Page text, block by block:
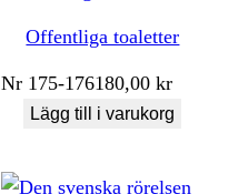
Offentliga toaletter
Nr 175-176180,00kr
Lägg till i varukorg